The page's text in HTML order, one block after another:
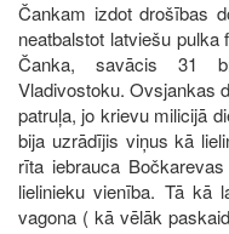
Čankam izdot drošības
neatbalstot latviešu pulka
Čanka, savācis 31
Vladivostoku. Ovsjankas
patruļa, jo krievu milicijā
bija uzrādījis viņus kā
rīta iebrauca
lielinieku vienība. Tā kā
vagona ( kā vēlāk